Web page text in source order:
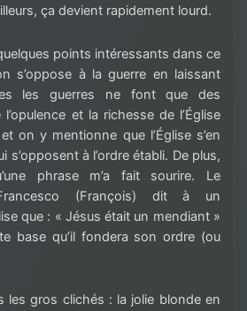
ça devient rapidement lourd.
points intéressants dans ce
s’oppose à la guerre en laissant
les guerres ne font que des
et la richesse de l’Église
on y mentionne que l’Église s’en
s’opposent à l’ordre établi. De plus,
phrase m’a fait sourire. Le
(François) dit à un
que : « Jésus était un mendiant »
base qu’il fondera son ordre (ou
les gros clichés : la jolie blonde en